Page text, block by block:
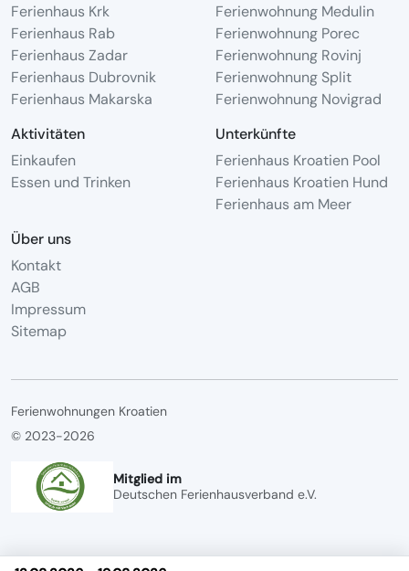
Ferienhaus Krk
Ferienhaus Rab
Ferienhaus Zadar
Ferienhaus Dubrovnik
Ferienhaus Makarska
Ferienwohnung Medulin
Ferienwohnung Porec
Ferienwohnung Rovinj
Ferienwohnung Split
Ferienwohnung Novigrad
Aktivitäten
Einkaufen
Essen und Trinken
Unterkünfte
Ferienhaus Kroatien Pool
Ferienhaus Kroatien Hund
Ferienhaus am Meer
Über uns
Kontakt
AGB
Impressum
Sitemap
Ferienwohnungen Kroatien
© 2023-2026
Mitglied im
Deutschen Ferienhausverband e.V.